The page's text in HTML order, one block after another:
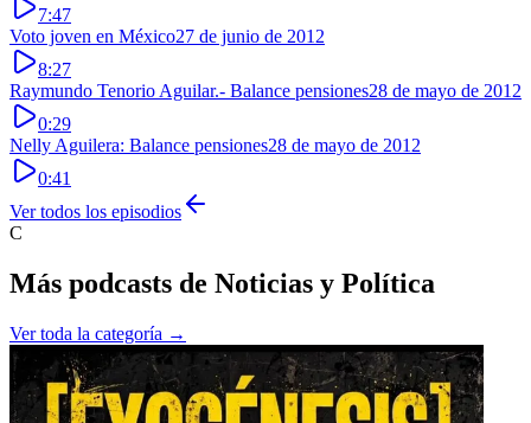
7:47
Voto joven en México27 de junio de 2012
8:27
Raymundo Tenorio Aguilar.- Balance pensiones28 de mayo de 2012
0:29
Nelly Aguilera: Balance pensiones28 de mayo de 2012
0:41
Ver todos los episodios
C
Más podcasts de Noticias y Política
Ver toda la categoría →